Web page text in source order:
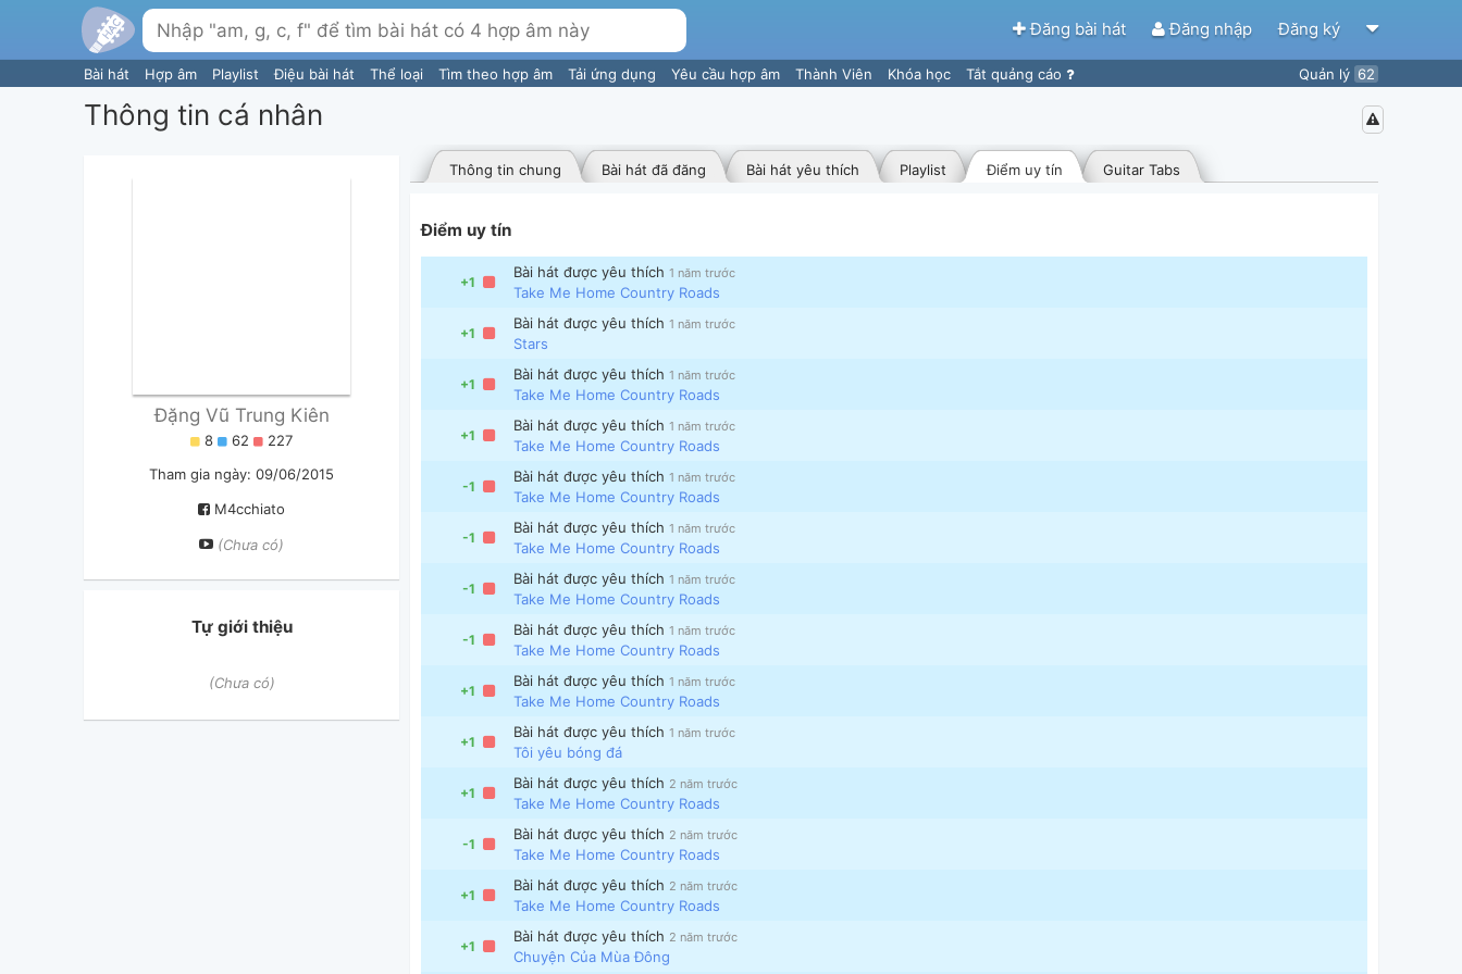
Đăng bài hát Đăng nhập Đăng ký
Bài hát Hợp âm Playlist Điệu bài hát Thể loại Tìm theo hợp âm Tải ứng dụng Yêu cầu hợp âm Thành Viên Khóa học Tắt quảng cáo Quản lý 62
Thông tin cá nhân
Đặng Vũ Trung Kiên
8 62
227
Tham gia ngày: 09/06/2015
M4cchiato
(Chưa có)
Tự giới thiệu
(Chưa có)
Guitar Tabs
Điểm uy tín
Playlist
Bài hát yêu thích
Bài hát đã đăng
Thông tin chung
Điểm uy tín
+1
Bài hát được yêu thích 1 năm trước
Take Me Home Country Roads
+1
Bài hát được yêu thích 1 năm trước
Stars
+1
Bài hát được yêu thích 1 năm trước
Take Me Home Country Roads
+1
Bài hát được yêu thích 1 năm trước
Take Me Home Country Roads
-1
Bài hát được yêu thích 1 năm trước
Take Me Home Country Roads
-1
Bài hát được yêu thích 1 năm trước
Take Me Home Country Roads
-1
Bài hát được yêu thích 1 năm trước
Take Me Home Country Roads
-1
Bài hát được yêu thích 1 năm trước
Take Me Home Country Roads
+1
Bài hát được yêu thích 1 năm trước
Take Me Home Country Roads
+1
Bài hát được yêu thích 1 năm trước
Tôi yêu bóng đá
+1
Bài hát được yêu thích 2 năm trước
Take Me Home Country Roads
-1
Bài hát được yêu thích 2 năm trước
Take Me Home Country Roads
+1
Bài hát được yêu thích 2 năm trước
Take Me Home Country Roads
+1
Bài hát được yêu thích 2 năm trước
Chuyện Của Mùa Đông